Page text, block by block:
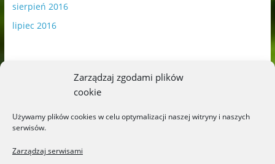
Zarządzaj zgodami plików
cookie
Używamy plików cookies w celu optymalizacji naszej witryny i naszych
serwisów.
Zarządzaj serwisami
sierpień 2016
lipiec 2016